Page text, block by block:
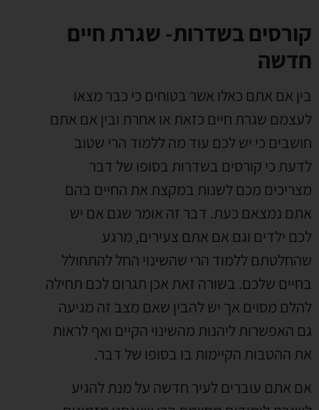
קורסים בשדרות- שגרת חיים
חדשה
בין אם אתם כאלו אשר בטוחים כי כבר מצאו
לעצמם שגרת חיים כזאת או אחרת ובין אם אתם
חושבים כי יש לכם עוד מה ללמוד הרי שטוב
לדעת כי קורסים בשדרות בסופו של דבר
מצריכים מכם לשנות במקצת את החיים בהם
אתם נמצאם כעת. דבר זה אומר שגם אם יש
לכם ילדים וגם אם אתם צעירים, מרגע
שהחלטתם ללמוד הרי שהשינוי החל להתחולל
בחיים שלכם. בשורה זאת אכן תגרום לכם תחילה
להלם מסוים אך יש להבין שאם מצב זה מגיעה
גם האפשרות ליהנות מהשינוי הקיים ואף לראות
את ההטבות הקיימות בו בסופו של דבר.
אם אתם עוברים לעיר חדשה על מנת להגיע